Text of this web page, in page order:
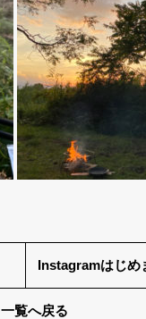
Instagramはじめ
一覧へ戻る